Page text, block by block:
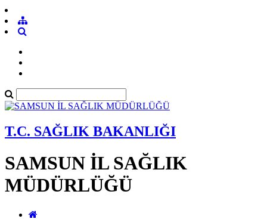
T.C. SAĞLIK BAKANLIĞI
SAMSUN İL SAĞLIK
MÜDÜRLÜĞÜ